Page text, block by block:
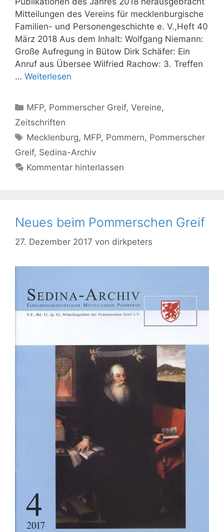
Mitteilungen des Vereins für mecklenburgische
Familien- und Personengeschichte e. V.,Heft 40
März 2018 Aus dem Inhalt: Wolfgang Niemann:
Große Aufregung in Bütow Dirk Schäfer: Ein
Anruf aus Übersee Wilfried Rachow: 3. Treffen
… Weiterlesen
Kategorien
MFP, Pommerscher Greif,Vereine,
Zeitschriften
Schlagwörter
Mecklenburg, MFP, Pommern, Pommerscher
Greif, Sedina-Archiv
Kommentar hinterlassen
Neues beim Pommerschen Greif
27. Dezember 2017 von dirkpeters